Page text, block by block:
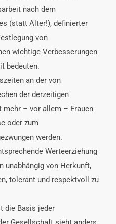
nach dem
(statt Alter!), definierter
von
wichtige Verbesserungen
bedeuten.
an der von
der derzeitigen
mehr – vor allem – Frauen
oder zum
werden.
Werteerziehung
unabhängig von Herkunft,
tolerant und respektvoll zu
die Basis jeder